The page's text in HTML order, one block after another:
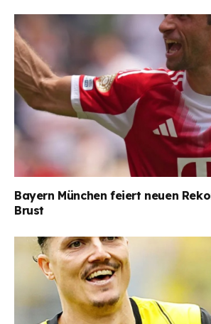
Bayern München feiert neuen
Brust